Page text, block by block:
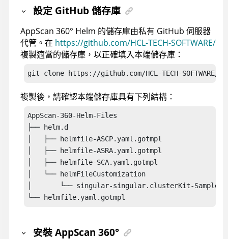
設定 GitHub 儲存庫
AppScan 360° Helm 的儲存庫由私有 GitHub 伺服器
代管。在 https://github.com/HCL-TECH-SOFTWARE/
複製適當的儲存庫，以正確填入本端儲存庫：
git clone https://github.com/HCL-TECH-SOFTWARE/
複製後，請確認本端儲存庫具有下列結構：
AppScan-360-Helm-Files
├── helm.d
│   ├── helmfile-ASCP.yaml.gotmpl
│   ├── helmfile-ASRA.yaml.gotmpl
│   ├── helmfile-SCA.yaml.gotmpl
│   └── helmFileCustomization
│       └── singular-singular.clusterKit-
└── helmfile.yaml.gotmpl
安裝AppScan 360°